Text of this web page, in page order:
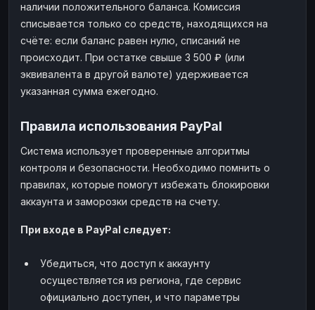
наличии положительного баланса. Комиссия
списывается только со средств, находящихся на
счёте: если баланс равен нулю, списаний не
происходит. При остатке свыше 3 500 ₽ (или
эквивалента в другой валюте) удерживается
указанная сумма ежегодно.
Правила использования PayPal
Система использует проверенные алгоритмы
контроля и безопасности. Необходимо помнить о
правилах, которые помогут избежать блокировки
аккаунта и заморозки средств на счету.
При входе в PayPal следует:
Убедиться, что доступ к аккаунту
осуществляется из региона, где сервис
официально доступен, и что параметры